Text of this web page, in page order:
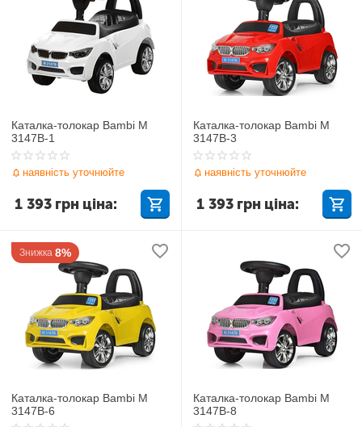
Каталка-толокар Bambi M
3147B-1
наявність уточнюйте
1 393 грн ціна:
Каталка-толокар Bambi M
3147B-3
наявність уточнюйте
1 393 грн ціна:
Знижка 8%
Каталка-толокар Bambi M
3147B-6
Каталка-толокар Bambi M
3147B-8